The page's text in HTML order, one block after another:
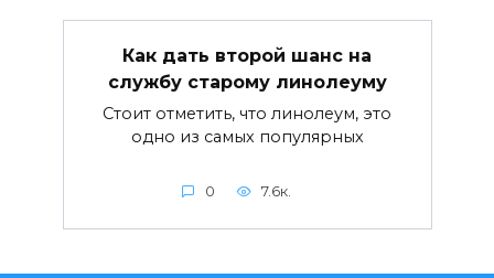
Как дать второй шанс на
службу старому линолеуму
Стоит отметить, что линолеум, это
одно из самых популярных
0 7.6к.